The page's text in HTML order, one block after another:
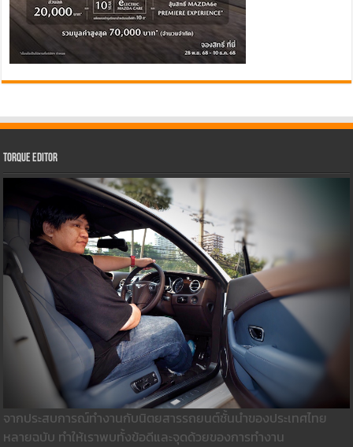
Torque Editor
จากประสบการณ์ทำงานกับนิตยสารรถยนต์ชั้นนำของประเทศไทย
หลายฉบับ ทำให้เราพบทั้งข้อดีและจุดด้วยของการทำงาน